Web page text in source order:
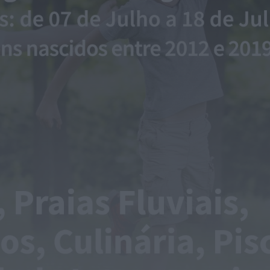
OuTonalidades apresenta Bolsa de
Grupos para 2027 com 48 projetos
musicais pré-selecionados